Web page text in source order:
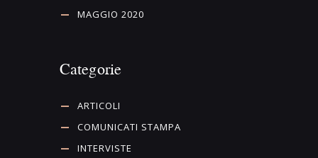
MAGGIO 2020
Categorie
ARTICOLI
COMUNICATI STAMPA
INTERVISTE